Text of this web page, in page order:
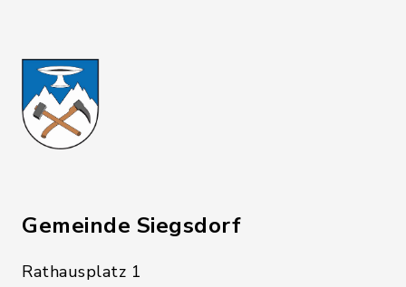
Gemeinde Siegsdorf
Rathausplatz 1